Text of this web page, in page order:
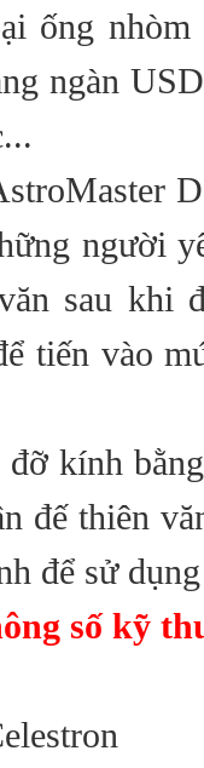
ống
ngàn
người
sau khi
tiến vào
kính
đế thiên
để sử
số kỹ